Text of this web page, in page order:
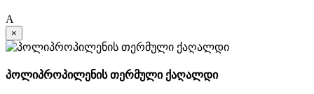
A
×
პოლიპროპილენის თერმული ქაღალდი